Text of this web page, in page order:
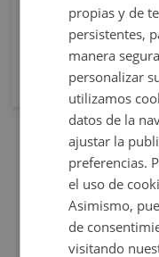
propias y de
persistentes,
manera
personalizar
utilizamos
datos de la
ajustar la
preferencias.
el uso de
Asimismo,
de
visitando